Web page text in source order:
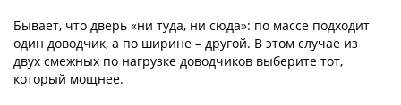
Бывает, что дверь «ни туда, ни сюда»: по массе подходит
один доводчик, а по ширине – другой. В этом случае из
двух смежных по нагрузке доводчиков выберите тот,
который мощнее.